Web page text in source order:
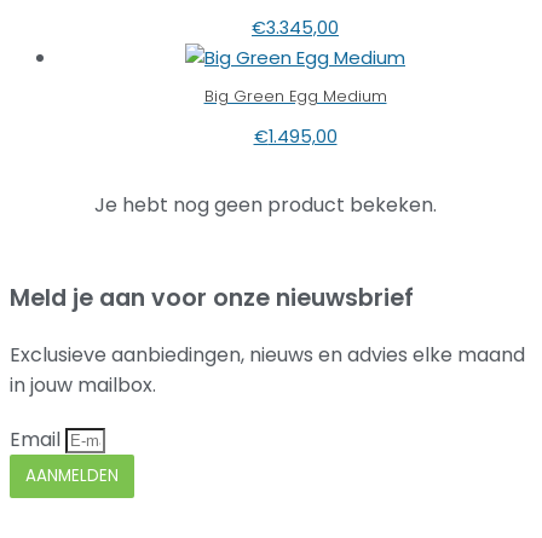
€3.345,00
Big Green Egg Medium
€1.495,00
Je hebt nog geen product bekeken.
Meld je aan voor onze nieuwsbrief
Exclusieve aanbiedingen, nieuws en advies elke maand
in jouw mailbox.
Email
AANMELDEN